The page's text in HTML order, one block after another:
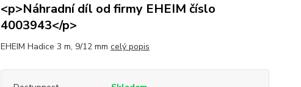
<p>Náhradní díl od firmy EHEIM číslo
4003943</p>
EHEIM Hadice 3 m, 9/12 mm celý popis